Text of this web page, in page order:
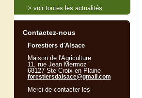
> voir toutes les actualités
Contactez-nous
Forestiers d'Alsace
Maison de l'Agriculture
11, rue Jean Mermoz
68127 Ste Croix en Plaine
forestiersdalsace@gmail.com
Merci de contacter les